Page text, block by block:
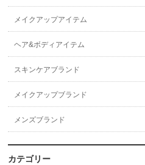
メイクアップアイテム
ヘア&ボディアイテム
スキンケアブランド
メイクアップブランド
メンズブランド
カテゴリー